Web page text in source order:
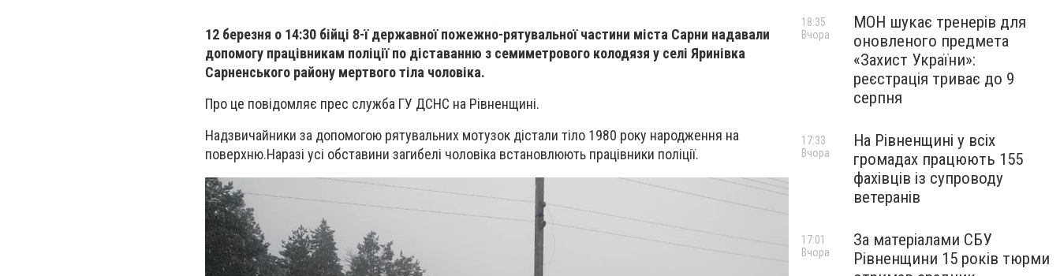
12 березня о 14:30 бійці 8-ї державної пожежно-рятувальної частини міста Сарни надавали
допомогу працівникам поліції по діставанню з семиметрового колодязя у селі Яринівка
Сарненського району мертвого тіла чоловіка.
Про це повідомляє прес служба ГУ ДСНС на Рівненщині.
Надзвичайники за допомогою рятувальних мотузок дістали тіло 1980 року народження на
поверхню.Наразі усі обставини загибелі чоловіка встановлюють працівники поліції.
МОН шукає тренерів для
оновленого предмета
«Захист України»:
реєстрація триває до 9
серпня
18:35
Вчора
На Рівненщині у всіх
громадах працюють 155
фахівців із супроводу
ветеранів
17:33
Вчора
За матеріалами СБУ
Рівненщини 15 років тюрми
17:01
Вчора